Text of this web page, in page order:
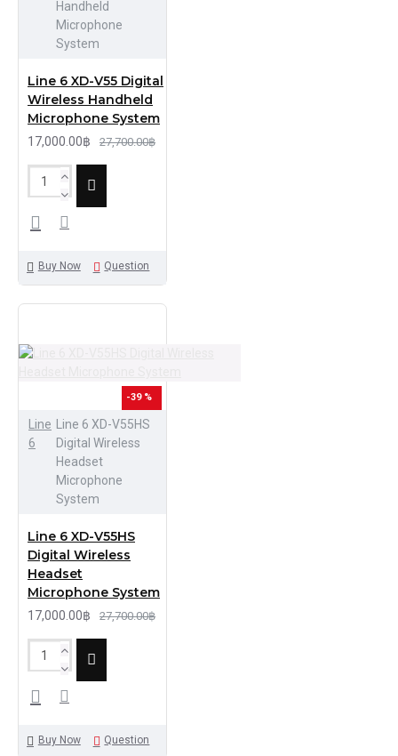
Handheld
Microphone
System
Line 6 XD-V55 Digital
Wireless Handheld
Microphone System
17,000.00฿ 27,700.00฿
Buy Now Question
-39 %
Line
6
Line 6 XD-V55HS
Digital Wireless
Headset
Microphone
System
Line 6 XD-V55HS
Digital Wireless
Headset
Microphone System
17,000.00฿ 27,700.00฿
Buy Now Question